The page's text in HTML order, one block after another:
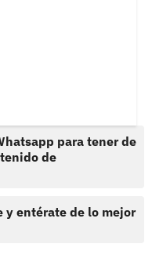
para tener de
de
y entérate de lo mejor